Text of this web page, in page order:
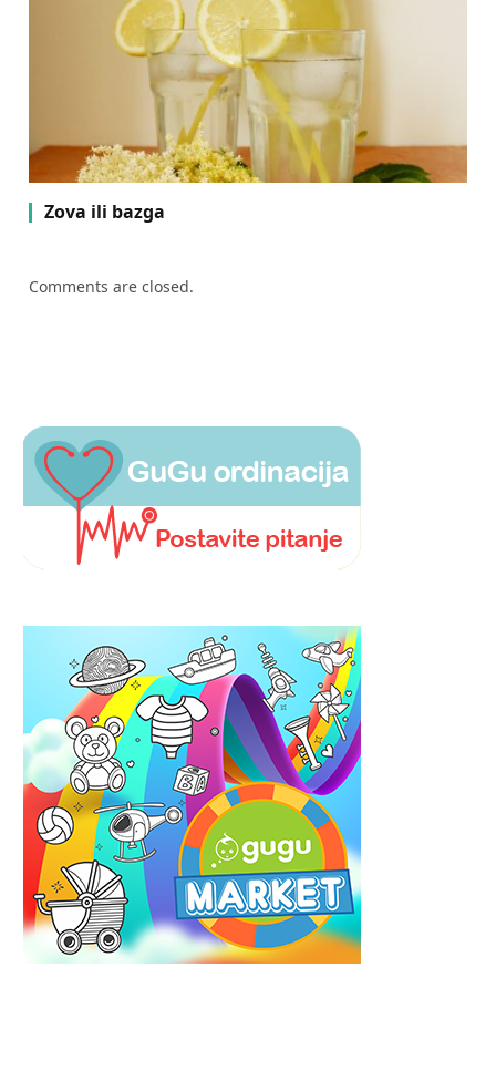
Zova ili bazga
Comments are closed.